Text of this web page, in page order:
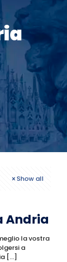
Show all
Andria
la vostra
a
[…]